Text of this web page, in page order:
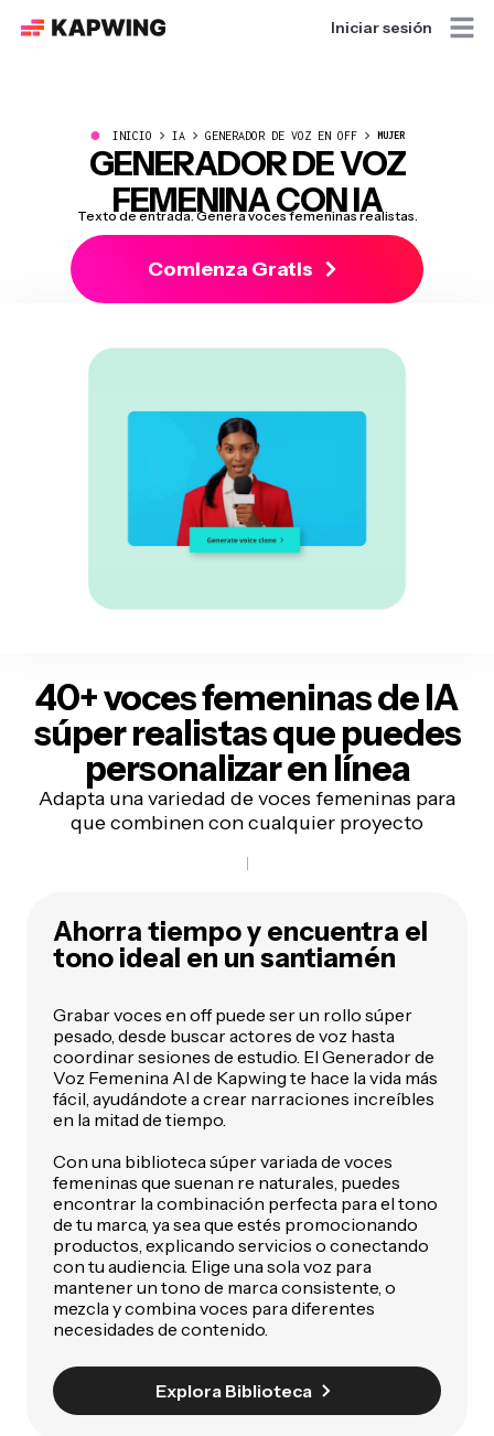
Iniciar sesión
● INICIO IA GENERADOR DE VOZ EN OFF MUJER
GENERADOR DE VOZ
FEMENINA CON IA
Texto de entrada. Genera voces femeninas realistas.
Comienza Gratis
40+ voces femeninas de IA
súper realistasque puedes
personalizar en línea
Adapta una variedad de voces femeninas para
que combinen con cualquier proyecto
Ahorra tiempo y encuentra el
tono ideal en un santiamén
Grabar voces en off puede ser un rollo súper
pesado, desde buscar actores de voz hasta
coordinar sesiones de estudio. El Generador de
Voz Femenina AI de Kapwing te hace la vida más
fácil, ayudándote a crear narraciones increíbles
en la mitad de tiempo.
Con una biblioteca súper variada de voces
femeninas que suenan re naturales, puedes
encontrar la combinación perfecta para el tono
de tu marca, ya sea que estés promocionando
productos, explicando servicios o conectando
con tu audiencia. Elige una sola voz para
mantener un tono de marca consistente, o
mezcla y combina voces para diferentes
necesidades de contenido.
Explora Biblioteca